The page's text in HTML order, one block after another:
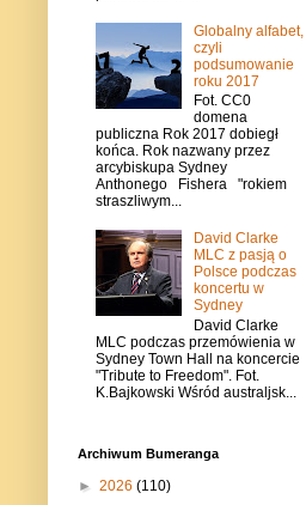
Globalny alfabet,
czyli
podsumowanie
roku 2017
Fot. CC0
domena
publiczna Rok 2017 dobiegł
końca. Rok nazwany przez
arcybiskupa Sydney
Anthonego Fishera "rokiem
straszliwym...
David Clarke
MLC z pasją o
Polsce podczas
koncertu w
Sydney
David Clarke
MLC podczas przemówienia w
Sydney Town Hall na koncercie
"Tribute to Freedom". Fot.
K.Bajkowski Wśród australjsk...
Archiwum Bumeranga
► 2026 (110)